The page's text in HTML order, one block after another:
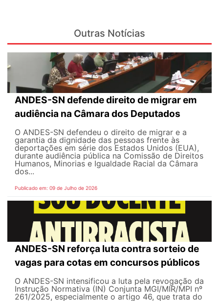
Outras Notícias
ANDES-SN defende direito de migrar em
audiência na Câmara dos Deputados
O ANDES-SN defendeu o direito de migrar e a
garantia da dignidade das pessoas frente às
deportações em série dos Estados Unidos (EUA),
durante audiência pública na Comissão de Direitos
Humanos, Minorias e Igualdade Racial da Câmara
dos...
Publicado em: 09 de Julho de 2026
ANDES-SN reforça luta contra sorteio de
vagas para cotas em concursos públicos
O ANDES-SN intensificou a luta pela revogação da
Instrução Normativa (IN) Conjunta MGI/MIR/MPI nº
261/2025, especialmente o artigo 46, que trata do